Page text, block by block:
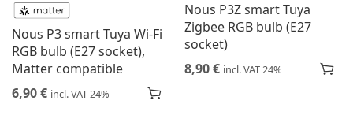
Nous P3 smart Tuya Wi-Fi
RGB bulb (E27 socket),
Matter compatible
6,90€ incl. VAT 24%
Nous P3Z smart Tuya
Zigbee RGB bulb (E27
socket)
8,90€ incl. VAT 24%